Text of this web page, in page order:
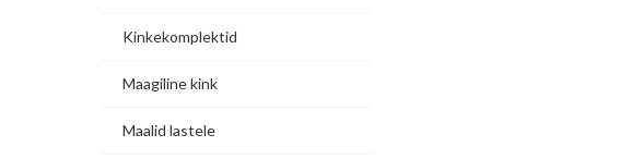
Kinkekomplektid
Maagiline kink
Maalid lastele